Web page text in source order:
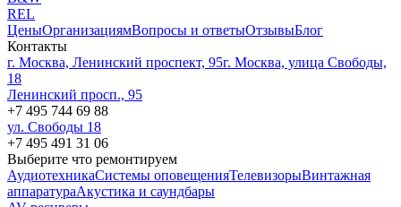
REL
ЦеныОрганизациямВопросы и ответыОтзывыБлог
Контакты
г. Москва, Ленинский проспект, 95г. Москва, улица Свободы,
18
Ленинский просп., 95
+7 495 744 69 88
ул. Свободы 18
+7 495 491 31 06
Выберите что ремонтируем
АудиотехникаСистемы оповещенияТелевизорыВинтажная
аппаратураАкустика и саундбары